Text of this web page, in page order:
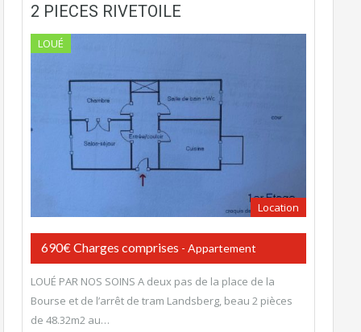
2 PIECES RIVETOILE
LOUÉ
Location
690€ Charges comprises - Appartement
LOUÉ PAR NOS SOINS A deux pas de la place de la
Bourse et de l’arrêt de tram Landsberg, beau 2 pièces
de 48.32m2 au…